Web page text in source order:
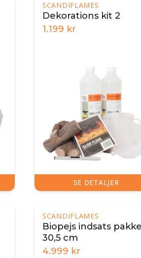
SCANDIFLAMES
Dekorations kit 2
1.199 kr
SE DETALJER
SCANDIFLAMES
Biopejs indsats
30,5 cm
4.999 kr